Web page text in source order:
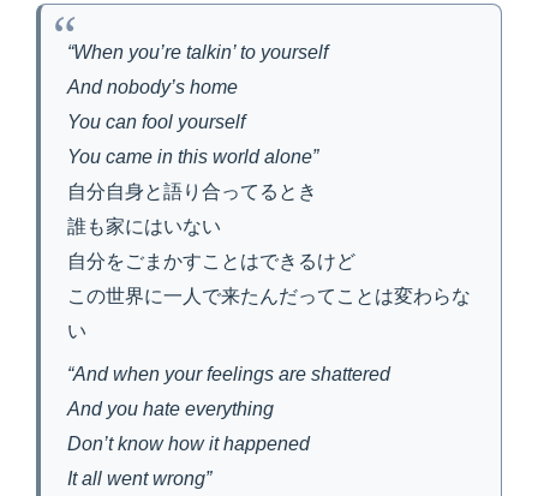
“When you’re talkin’ to yourself
And nobody’s home
You can fool yourself
You came in this world alone”
自分自身と語り合ってるとき
誰も家にはいない
自分をごまかすことはできるけど
この世界に一人で来たんだってことは変わらな
い
“And when your feelings are shattered
And you hate everything
Don’t know how it happened
It all went wrong”